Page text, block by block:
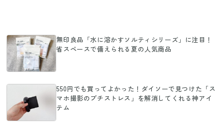
無印良品「水に溶かすソルティシリーズ」に注目！
省スペースで備えられる夏の人気商品
550円でも買ってよかった！ダイソーで見つけた「ス
マホ撮影のプチストレス」を解消してくれる神アイ
テム